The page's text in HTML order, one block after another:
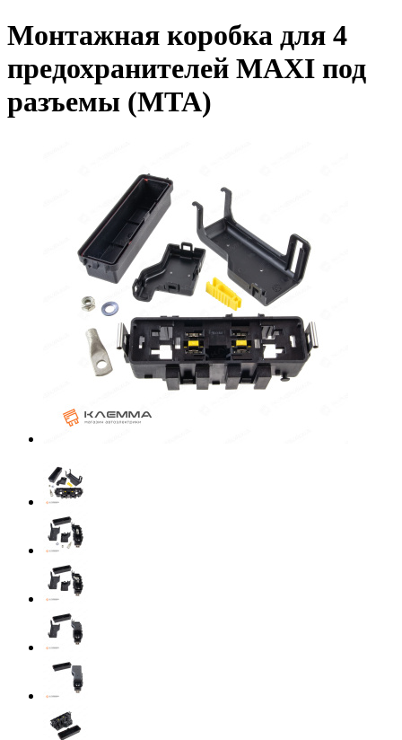
Монтажная коробка для 4
предохранителей MAXI под
разъемы (MTA)